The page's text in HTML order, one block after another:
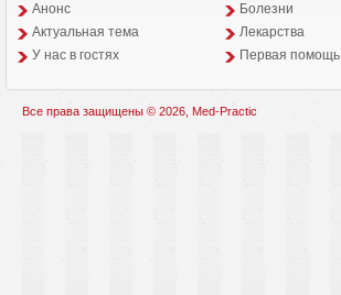
Анонс
Болезни
Aктуальная тема
Лекарства
У нас в гостях
Первая помощь
Все права защищены © 2026, Med-Practic